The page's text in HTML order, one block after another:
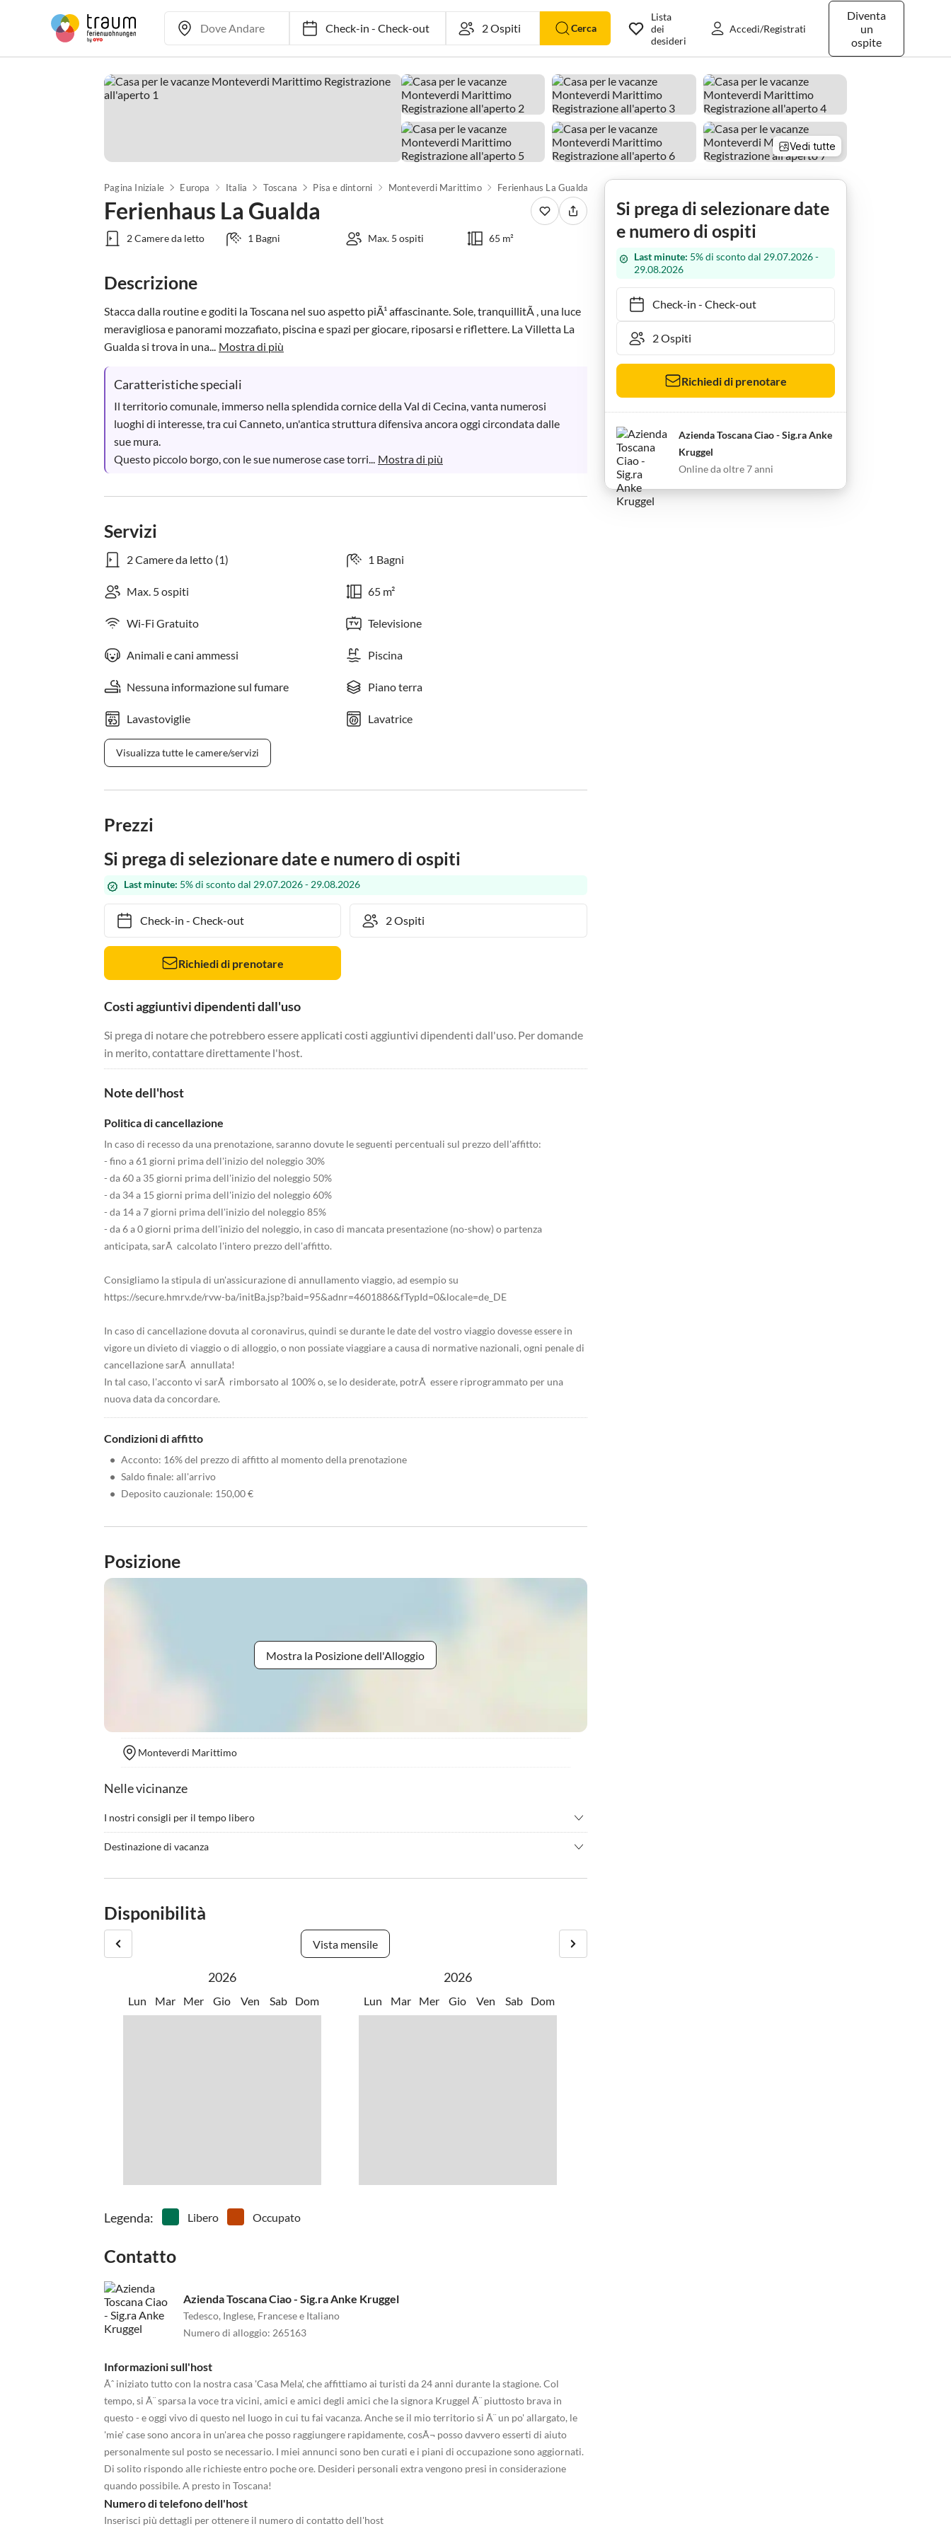
Check-in- Check-out Cerca
Diventa
un
ospite
Lista
dei
desideri
Accedi/Registrati
Vedi tutte
Pagina Iniziale Europa Italia Toscana Pisa e dintorni Monteverdi Marittimo Ferienhaus La Gualda
Ferienhaus La Gualda
2 Camere da letto 1 Bagni Max. 5 ospiti 65 m²
Descrizione
Stacca dalla routine e goditi la Toscana nel suo aspetto piÃ¹ affascinante. Sole, tranquillitÃ , una luce
meravigliosa e panorami mozzafiato, piscina e spazi per giocare, riposarsi e riflettere. La Villetta La
Gualda si trova in una... Mostra di più
Caratteristiche speciali
Il territorio comunale, immerso nella splendida cornice della Val di Cecina, vanta numerosi
luoghi di interesse, tra cui Canneto, un'antica struttura difensiva ancora oggi circondata dalle
sue mura.
Questo piccolo borgo, con le sue numerose case torri... Mostra di più
Servizi
2 Camere da letto (1) 1 Bagni
Max. 5 ospiti 65 m²
Wi-Fi Gratuito Televisione
Animali e cani ammessi Piscina
Nessuna informazione sul fumare Piano terra
Lavastoviglie Lavatrice
Visualizza tutte le camere/servizi
Prezzi
Si prega di selezionare date e numero di ospiti
Last minute: 5% di sconto dal 29.07.2026 - 29.08.2026
Check-in- Check-out
Richiedi di prenotare
Costi aggiuntivi dipendenti dall'uso
Si prega di notare che potrebbero essere applicati costi aggiuntivi dipendenti dall'uso. Per domande
in merito, contattare direttamente l'host.
Note dell'host
Politica di cancellazione
In caso di recesso da una prenotazione, saranno dovute le seguenti percentuali sul prezzo dell'affitto:
- fino a 61 giorni prima dell'inizio del noleggio 30%
- da 60 a 35 giorni prima dell'inizio del noleggio 50%
- da 34 a 15 giorni prima dell'inizio del noleggio 60%
- da 14 a 7 giorni prima dell'inizio del noleggio 85%
- da 6 a 0 giorni prima dell'inizio del noleggio, in caso di mancata presentazione (no-show) o partenza
anticipata, sarÃ calcolato l'intero prezzo dell'affitto.
Consigliamo la stipula di un'assicurazione di annullamento viaggio, ad esempio su
https://secure.hmrv.de/rvw-ba/initBa.jsp?baid=95&adnr=4601886&fTypId=0&locale=de_DE
In caso di cancellazione dovuta al coronavirus, quindi se durante le date del vostro viaggio dovesse essere in
vigore un divieto di viaggio o di alloggio, o non possiate viaggiare a causa di normative nazionali, ogni penale di
cancellazione sarÃ annullata!
In tal caso, l'acconto vi sarÃ rimborsato al 100% o, se lo desiderate, potrÃ essere riprogrammato per una
nuova data da concordare.
Condizioni di affitto
• Acconto: 16% del prezzo di affitto al momento della prenotazione
• Saldo finale: all'arrivo
• Deposito cauzionale: 150,00 €
Posizione
Mostra la Posizione dell'Alloggio
Monteverdi Marittimo
Nelle vicinanze
I nostri consigli per il tempo libero
• Fare surf
Grigliare
Destinazione di vacanza
tramite tre strade circolari che circondano la parte piÃ¹ alta, dove si trova il municipio, oppure si puÃ²
incrociano le strade circolari.
Disponibilità
Vista mensile
2026
Lun Mar Mer Gio Ven Sab Dom
2026
Lun Mar Mer Gio Ven Sab Dom
Legenda: Libero Occupato
Contatto
Azienda Toscana Ciao - Sig.ra Anke Kruggel
Tedesco, Inglese, Francese e Italiano
Numero di alloggio: 265163
Informazioni sull'host
Ãˆ iniziato tutto con la nostra casa 'Casa Mela', che affittiamo ai turisti da 24 anni durante la stagione. Col
tempo, si Ã¨ sparsa la voce tra vicini, amici e amici degli amici che la signora Kruggel Ã¨ piuttosto brava in
questo - e oggi vivo di questo nel luogo in cui tu fai vacanza. Anche se il mio territorio si Ã¨ un po' allargato, le
'mie' case sono ancora in un'area che posso raggiungere rapidamente, cosÃ¬ posso davvero esserti di aiuto
personalmente sul posto se necessario. I miei annunci sono ben curati e i piani di occupazione sono aggiornati.
Di solito rispondo alle richieste entro poche ore. Desideri personali extra vengono presi in considerazione
quando possibile. A presto in Toscana!
Numero di telefono dell'host
Inserisci più dettagli per ottenere il numero di contatto dell'host
Si prega di selezionare date
e numero di ospiti
Last minute: 5% di sconto dal 29.07.2026 -
29.08.2026
Check-in- Check-out
Richiedi di prenotare
Azienda Toscana Ciao - Sig.ra Anke
Kruggel
Online da oltre 7 anni